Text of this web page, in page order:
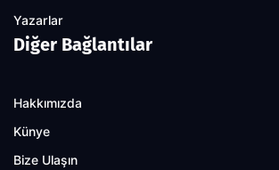
Yazarlar
Diğer Bağlantılar
Hakkımızda
Künye
Bize Ulaşın